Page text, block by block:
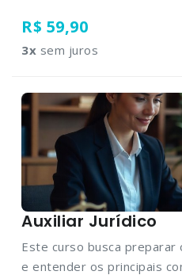
R$ 59,90
3x sem juros
Auxiliar Jurídico
Este curso busca preparar
e entender os principais